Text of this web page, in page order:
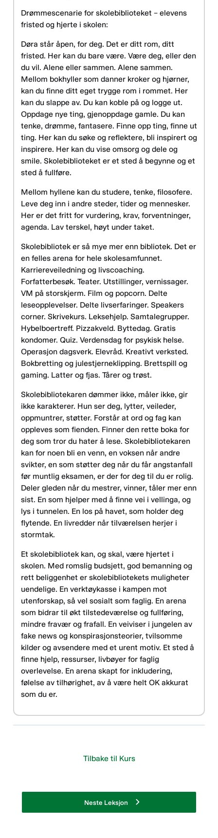
Drømmescenarie for skolebiblioteket – elevens
fristed og hjerte i skolen:
Døra står åpen, for deg. Det er ditt rom, ditt
fristed. Her kan du bare være. Være deg, eller den
du vil. Alene eller sammen. Alene sammen.
Mellom bokhyller som danner kroker og hjørner,
kan du finne ditt eget trygge rom i rommet. Her
kan du slappe av. Du kan koble på og logge ut.
Oppdage nye ting, gjenoppdage gamle. Du kan
tenke, drømme, fantasere. Finne opp ting, finne ut
ting. Her kan du søke og reflektere, bli inspirert og
inspirere. Her kan du vise omsorg og dele og
smile. Skolebiblioteket er et sted å begynne og et
sted å fullføre.
Mellom hyllene kan du studere, tenke, filosofere.
Leve deg inn i andre steder, tider og mennesker.
Her er det fritt for vurdering, krav, forventninger,
agenda. Lav terskel, høyt under taket.
Skolebibliotek er så mye mer enn bibliotek. Det er
en felles arena for hele skolesamfunnet.
Karriereveiledning og livscoaching.
Forfatterbesøk. Teater. Utstillinger, vernissager.
VM på storskjerm. Film og popcorn. Delte
leseopplevelser. Delte livserfaringer. Speakers
corner. Skrivekurs. Leksehjelp. Samtalegrupper.
Hybelboertreff. Pizzakveld. Byttedag. Gratis
kondomer. Quiz. Verdensdag for psykisk helse.
Operasjon dagsverk. Elevråd. Kreativt verksted.
Bokbretting og julestjerneklipping. Brettspill og
gaming. Latter og fjas. Tårer og trøst.
Skolebibliotekaren dømmer ikke, måler ikke, gir
ikke karakterer. Hun ser deg, lytter, veileder,
oppmuntrer, støtter. Forstår at ord og fag kan
oppleves som fienden. Finner den rette boka for
deg som tror du hater å lese. Skolebibliotekaren
kan for noen bli en venn, en voksen når andre
svikter, en som støtter deg når du får angstanfall
før muntlig eksamen, er der for deg til du er rolig.
Deler gleden når du mestrer, vinner, tåler mer enn
sist. En som hjelper med å finne vei i vellinga, og
lys i tunnelen. En los på havet, som holder deg
flytende. En livredder når tilværelsen herjer i
stormtak.
Et skolebibliotek kan, og skal, være hjertet i
skolen. Med romslig budsjett, god bemanning og
rett beliggenhet er skolebibliotekets muligheter
uendelige. En verktøykasse i kampen mot
utenforskap, så vel sosialt som faglig. En arena
som bidrar til økt tilstedeværelse og fullføring,
mindre fravær og frafall. En veiviser i jungelen av
fake news og konspirasjonsteorier, tvilsomme
kilder og avsendere med et urent motiv. Et sted å
finne hjelp, ressurser, livbøyer for faglig
overlevelse. En arena skapt for inkludering,
følelse av tilhørighet, av å være helt OK akkurat
som du er.
Tilbake til Kurs
Neste Leksjon